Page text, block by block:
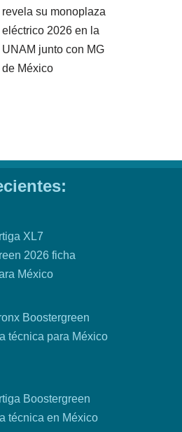
revela su monoplaza
eléctrico 2026 en la
UNAM junto con MG
de México
XL7
2026 ficha
México
Boostergreen
técnica para México
Boostergreen
técnica en México